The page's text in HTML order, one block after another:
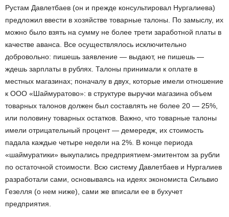
Рустам Давлетбаев (он и прежде консультировал Нургалиева)
предложил ввести в хозяйстве товарные талоны. По замыслу, их
можно было взять на сумму не более трети заработной платы в
качестве аванса. Все осуществлялось исключительно
добровольно: пишешь заявление — выдают, не пишешь —
ждешь зарплаты в рублях. Талоны принимали к оплате в
местных магазинах; поначалу в двух, которые имели отношение
к ООО «Шаймуратово»: в структуре выручки магазина объем
товарных талонов должен был составлять не более 20 — 25%,
или половину товарных остатков. Важно, что товарные талоны
имели отрицательный процент — демередж, их стоимость
падала каждые четыре недели на 2%. В конце периода
«шаймуратики» выкупались предприятием-эмитентом за рубли
по остаточной стоимости. Всю систему Давлетбаев и Нургалиев
разработали сами, основываясь на идеях экономиста Сильвио
Гезелля (о нем ниже), сами же вписали ее в бухучет
предприятия.